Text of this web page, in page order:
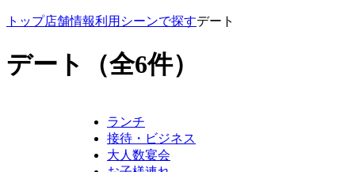
トップ店舗情報利用シーンで探すデート
デート （全6件）
ランチ
接待・ビジネス
大人数宴会